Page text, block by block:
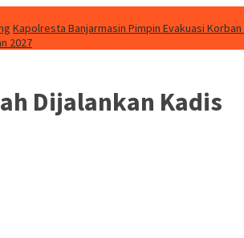
Kapolresta Banjarmasin Pimpin Evakuasi
2027
Dijalankan Kadis